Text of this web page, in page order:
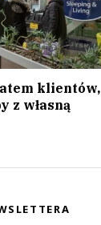
klientów,
z własną